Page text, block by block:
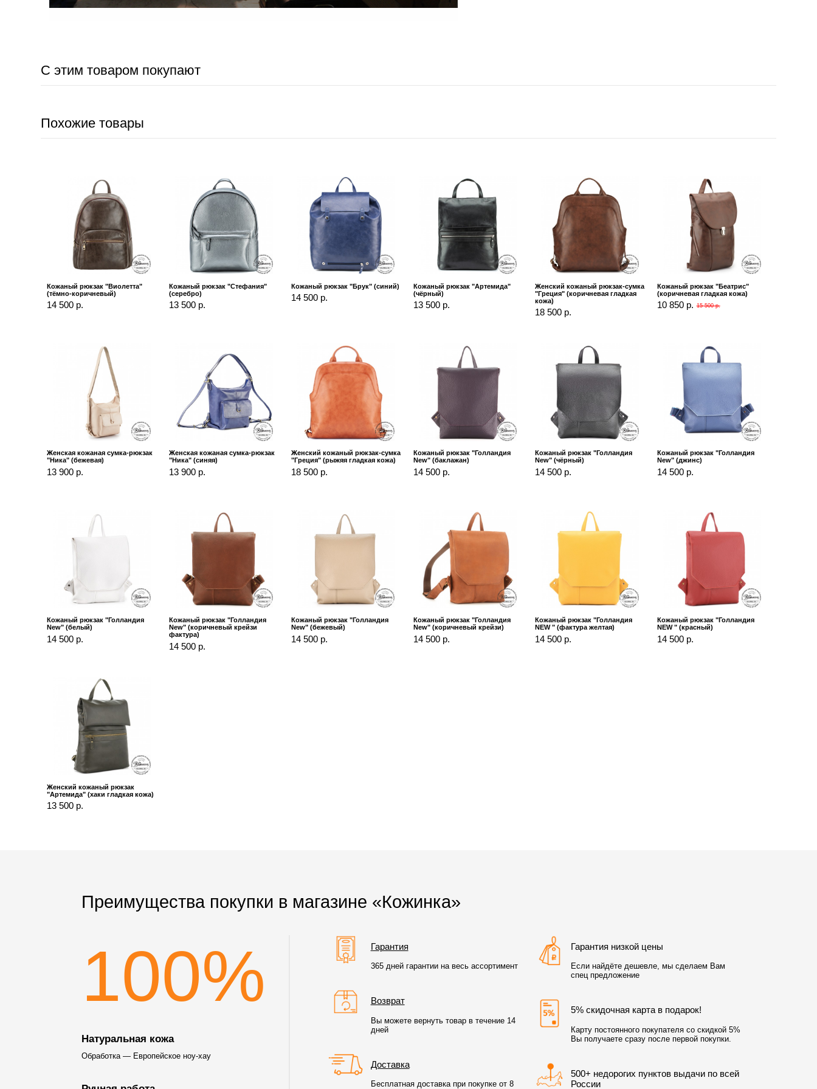
С этим товаром покупают
Похожие товары
Кожаный рюкзак "Виолетта"
(тёмно-коричневый)
14 500 р.
Кожаный рюкзак "Стефания"
(серебро)
13 500 р.
Кожаный рюкзак "Брук" (синий)
14 500 р.
Кожаный рюкзак "Артемида"
(чёрный)
13 500 р.
Женский кожаный рюкзак-сумка
"Греция" (коричневая гладкая
кожа)
18 500 р.
Кожаный рюкзак "Беатрис"
(коричневая гладкая кожа)
10 850 р. 15 500 р.
Женская кожаная сумка-рюкзак
"Ника" (бежевая)
13 900 р.
Женская кожаная сумка-рюкзак
"Ника" (синяя)
13 900 р.
Женский кожаный рюкзак-сумка
"Греция" (рыжяя гладкая кожа)
18 500 р.
Кожаный рюкзак "Голландия
New" (баклажан)
14 500 р.
Кожаный рюкзак "Голландия
New" (чёрный)
14 500 р.
Кожаный рюкзак "Голландия
New" (джинс)
14 500 р.
Кожаный рюкзак "Голландия
New" (белый)
14 500 р.
Кожаный рюкзак "Голландия
New" (коричневый крейзи
фактура)
14 500 р.
Кожаный рюкзак "Голландия
New" (бежевый)
14 500 р.
Кожаный рюкзак "Голландия
New" (коричневый крейзи)
14 500 р.
Кожаный рюкзак "Голландия
NEW " (фактура желтая)
14 500 р.
Кожаный рюкзак "Голландия
NEW " (красный)
14 500 р.
Женский кожаный рюкзак
"Артемида" (хаки гладкая кожа)
13 500 р.
Преимущества покупки в магазине «Кожинка»
100%
Натуральная кожа
Обработка — Европейское ноу-хау
Гарантия
365 дней гарантии на весь ассортимент
Возврат
Вы можете вернуть товар в течение 14
дней
Доставка
Бесплатная доставка при покупке от 8
Гарантия низкой цены
Если найдёте дешевле, мы сделаем Вам
спец предложение
5% скидочная карта в подарок!
Карту постоянного покупателя со скидкой 5%
Вы получаете сразу после первой покупки.
500+ недорогих пунктов выдачи по всей
России